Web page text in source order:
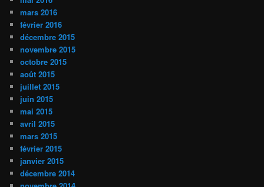
mars 2016
février 2016
décembre 2015
novembre 2015
octobre 2015
août 2015
juillet 2015
juin 2015
mai 2015
avril 2015
mars 2015
février 2015
janvier 2015
décembre 2014